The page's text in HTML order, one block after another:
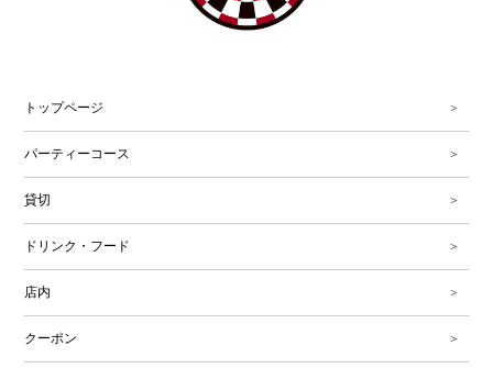
トップページ
パーティーコース
貸切
ドリンク・フード
店内
クーポン